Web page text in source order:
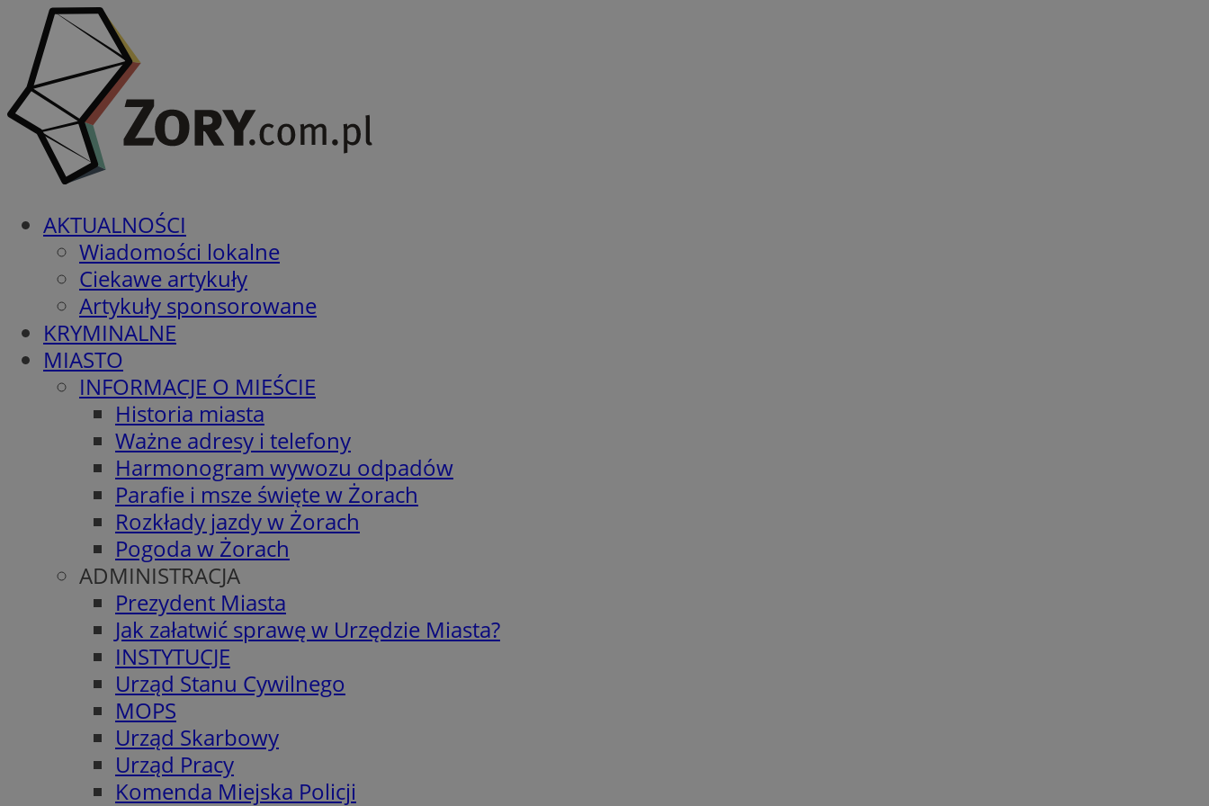
AKTUALNOŚCI
Wiadomości lokalne
Ciekawe artykuły
Artykuły sponsorowane
KRYMINALNE
MIASTO
INFORMACJE O MIEŚCIE
Historia miasta
Ważne adresy i telefony
Harmonogram wywozu odpadów
Parafie i msze święte w Żorach
Rozkłady jazdy w Żorach
Pogoda w Żorach
ADMINISTRACJA
Prezydent Miasta
Jak załatwić sprawę w Urzędzie Miasta?
INSTYTUCJE
Urząd Stanu Cywilnego
MOPS
Urząd Skarbowy
Urząd Pracy
Komenda Miejska Policji